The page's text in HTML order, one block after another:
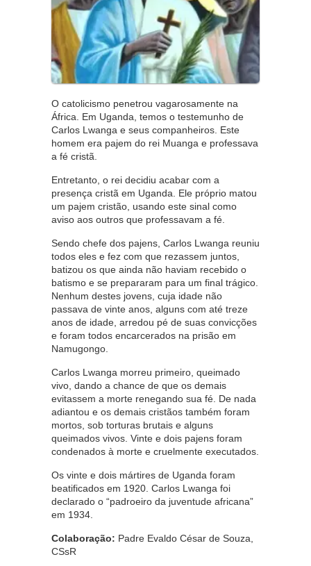
O catolicismo penetrou vagarosamente na
África. Em Uganda, temos o testemunho de
Carlos Lwanga e seus companheiros. Este
homem era pajem do rei Muanga e professava
a fé cristã.
Entretanto, o rei decidiu acabar com a
presença cristã em Uganda. Ele próprio matou
um pajem cristão, usando este sinal como
aviso aos outros que professavam a fé.
Sendo chefe dos pajens, Carlos Lwanga reuniu
todos eles e fez com que rezassem juntos,
batizou os que ainda não haviam recebido o
batismo e se prepararam para um final trágico.
Nenhum destes jovens, cuja idade não
passava de vinte anos, alguns com até treze
anos de idade, arredou pé de suas convicções
e foram todos encarcerados na prisão em
Namugongo.
Carlos Lwanga morreu primeiro, queimado
vivo, dando a chance de que os demais
evitassem a morte renegando sua fé. De nada
adiantou e os demais cristãos também foram
mortos, sob torturas brutais e alguns
queimados vivos. Vinte e dois pajens foram
condenados à morte e cruelmente executados.
Os vinte e dois mártires de Uganda foram
beatificados em 1920. Carlos Lwanga foi
declarado o “padroeiro da juventude africana”
em 1934.
Colaboração: Padre Evaldo César de Souza,
CSsR